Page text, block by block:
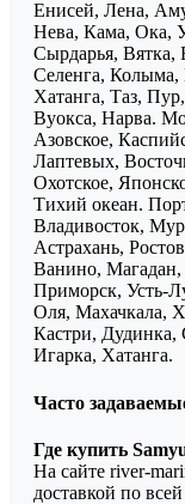
Енисей, Лена,
Нева, Кама, Ока,
Сырдарья, Вятка,
Селенга,
Хатанга, Таз,
Вуокса, Нарва.
Азовское,
Лаптевых,
Охотское,
Тихий океан.
Владивосток,
Астрахань,
Ванино, Магадан,
Приморск, Усть-
Оля, Махачкала,
Кастри, Дудинка,
Игарка, Хатанга.
Часто
Где купить
На сайте river-
доставкой по